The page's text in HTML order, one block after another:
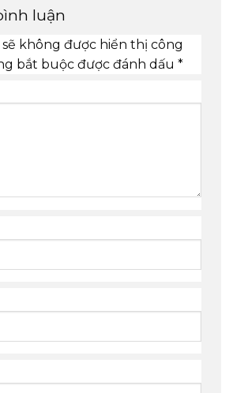
luận
sẽ không được hiển thị công
bắt buộc được đánh dấu *